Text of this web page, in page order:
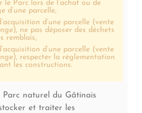
le Parc lors de l’achat ou de
d’une parcelle,
d’une parcelle (vente
ne pas déposer des déchets
remblais,
d’une parcelle (vente
respecter la réglementation
les constructions.
Parc naturel du Gâtinais
et traiter les